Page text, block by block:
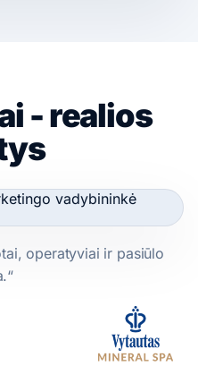
- realios
operatyviai ir pasiūlo